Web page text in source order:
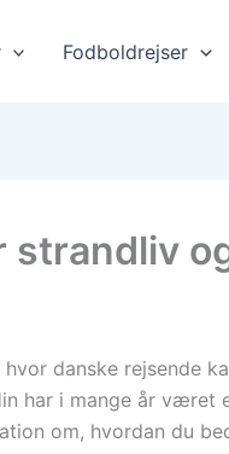
Fodboldrejser
strandliv
danske rejsende
har i mange år
om, hvordan du